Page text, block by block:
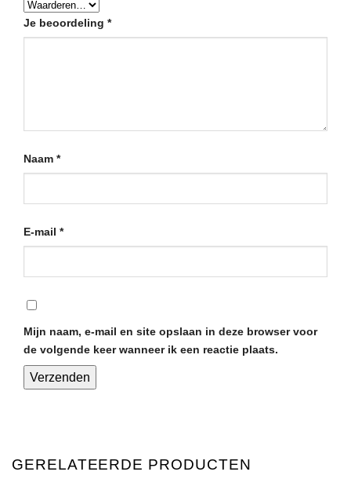
Je beoordeling *
Naam *
E-mail *
Mijn naam, e-mail en site opslaan in deze browser voor
de volgende keer wanneer ik een reactie plaats.
GERELATEERDE PRODUCTEN